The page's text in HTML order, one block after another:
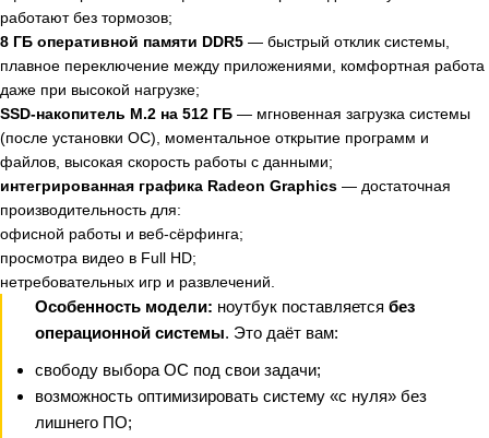
работают без тормозов;
8 ГБ оперативной памяти DDR5 — быстрый отклик системы,
плавное переключение между приложениями, комфортная работа
даже при высокой нагрузке;
SSD‑накопитель M.2 на 512 ГБ — мгновенная загрузка системы
(после установки ОС), моментальное открытие программ и
файлов, высокая скорость работы с данными;
интегрированная графика Radeon Graphics — достаточная
производительность для:
офисной работы и веб‑сёрфинга;
просмотра видео в Full HD;
нетребовательных игр и развлечений.
Особенность модели: ноутбук поставляется без
операционной системы. Это даёт вам:
свободу выбора ОС под свои задачи;
возможность оптимизировать систему «с нуля» без
лишнего ПО;